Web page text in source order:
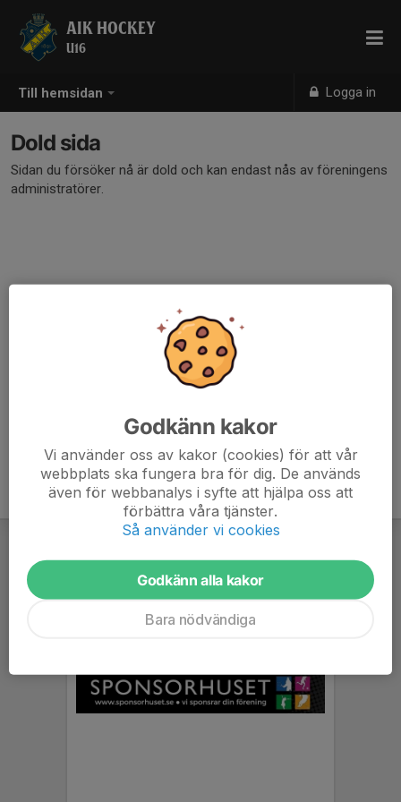
Till hemsidan Logga in
AIK HOCKEY
U16
Dold sida
Sidan du försöker nå är dold och kan endast nås av föreningens
administratörer.
Godkänn kakor
Vi använder oss av kakor (cookies) för att vår
webbplats ska fungera bra för dig. De används
även för webbanalys i syfte att hjälpa oss att
förbättra våra tjänster.
Så använder vi cookies
Godkänn alla kakor
Bara nödvändiga